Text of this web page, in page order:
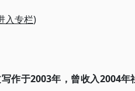
入专栏)
作于2003年，曾收入2004